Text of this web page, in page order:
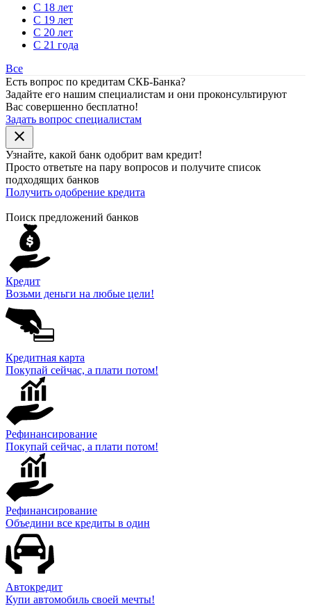
С 18 лет
С 19 лет
С 20 лет
С 21 года
Все
Есть вопрос по кредитам СКБ-Банка?
Задайте его нашим специалистам и они проконсультируют
Вас совершенно бесплатно!
Задать вопрос специалистам
close
Узнайте, какой банк одобрит вам кредит!
Просто ответьте на пару вопросов и получите список
подходящих банков
Получить одобрение кредита
Поиск предложений банков
Кредит
Возьми деньги на любые цели!
Кредитная карта
Покупай сейчас, а плати потом!
Рефинансирование
Покупай сейчас, а плати потом!
Рефинансирование
Объедини все кредиты в один
Автокредит
Купи автомобиль своей мечты!